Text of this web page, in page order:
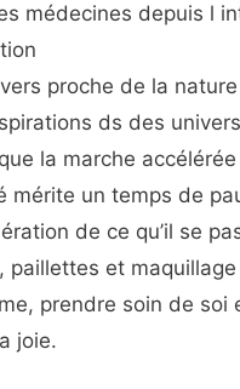
médecines depuis l
proche de la nature
ds des
la marche
mérite un temps de
de ce qu’il se
paillettes et
prendre soin de soi
joie.